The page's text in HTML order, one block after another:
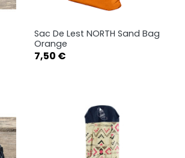
Aperçu rapide
Sac De Lest NORTH Sand Bag
Orange
Prix
7,50 €